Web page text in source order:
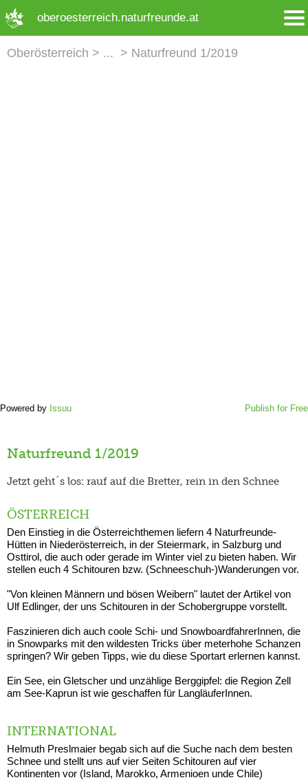
oberoesterreich.naturfreunde.at
Oberösterreich Naturfreund 1/2019
Powered by Issuu Publish for Free
Naturfreund 1/2019
Jetzt geht´s los: rauf auf die Bretter, rein in den Schnee
ÖSTERREICH
Den Einstieg in die Österreichthemen liefern 4 Naturfreunde-
Hütten in Niederösterreich, in der Steiermark, in Salzburg und
Osttirol, die auch oder gerade im Winter viel zu bieten haben. Wir
stellen euch 4 Schitouren bzw. (Schneeschuh-)Wanderungen vor.
"Von kleinen Männern und bösen Weibern" lautet der Artikel von
Ulf Edlinger, der uns Schitouren in der Schobergruppe vorstellt.
Faszinieren dich auch coole Schi- und SnowboardfahrerInnen, die
in Snowparks mit den wildesten Tricks über meterhohe Schanzen
springen? Wir geben Tipps, wie du diese Sportart erlernen kannst.
Ein See, ein Gletscher und unzählige Berggipfel: die Region Zell
am See-Kaprun ist wie geschaffen für LangläuferInnen.
INTERNATIONAL
Helmuth Preslmaier begab sich auf die Suche nach dem besten
Schnee und stellt uns auf vier Seiten Schitouren auf vier
Kontinenten vor (Island, Marokko, Armenioen unde Chile)